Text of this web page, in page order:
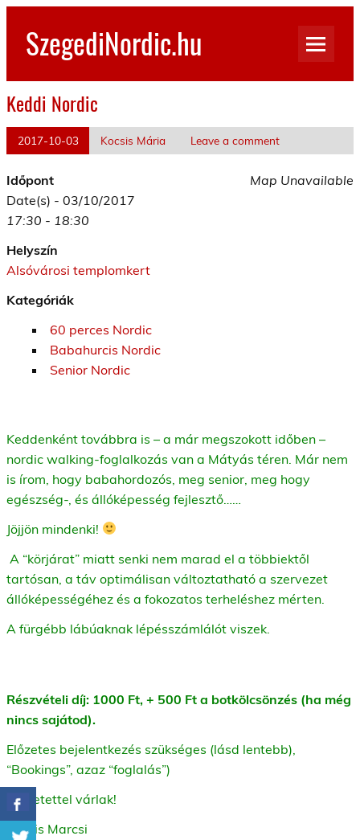
Skip
contentSzegediNordic.hu
Keddi Nordic
2017-10-03 Kocsis Mária Leave a comment
Map Unavailable
Időpont
Date(s) - 03/10/2017
17:30 - 18:30
Helyszín
Alsóvárosi templomkert
Kategóriák
60 perces Nordic
Babahurcis Nordic
Senior Nordic
Keddenként továbbra is – a már megszokott időben –
nordic walking-foglalkozás van a Mátyás téren. Már nem
is írom, hogy babahordozós, meg senior, meg hogy
egészség-, és állóképesség fejlesztő……
Jöjjön mindenki!
A “körjárat” miatt senki nem marad el a többiektől
tartósan, a táv optimálisan változtatható a szervezet
állóképességéhez és a fokozatos terheléshez mérten.
A fürgébb lábúaknak lépésszámlálót viszek.
Részvételi díj: 1000 Ft, + 500 Ft a botkölcsönzés (ha még
nincs sajátod).
Előzetes bejelentkezés szükséges (lásd lentebb),
“Bookings”, azaz “foglalás”)
Szeretettel várlak!
Kocsis Marcsi